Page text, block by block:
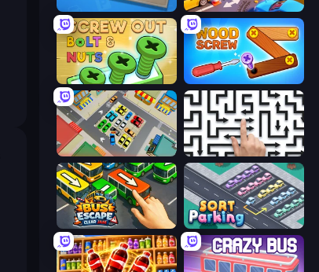
ParkingLot Rescue
Screw Out: Bolts and Nuts Wood Screw: Bolts Puzzle
Arrow Escape: Puzzle
Bus Escape: Clear Jam Sort Parking